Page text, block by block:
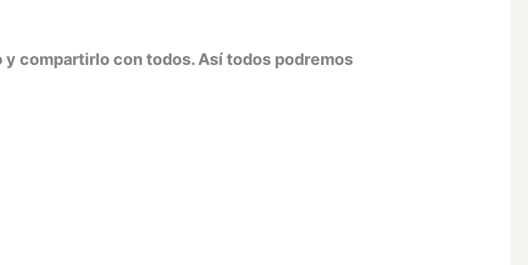
compartirlo con todos. Así todos podremos